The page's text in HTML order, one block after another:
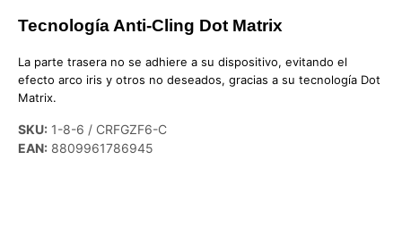
Tecnología Anti-Cling Dot Matrix
La parte trasera no se adhiere a su dispositivo, evitando el
efecto arco iris y otros no deseados, gracias a su tecnología Dot
Matrix.
SKU: 1-8-6 / CRFGZF6-C
EAN: 8809961786945